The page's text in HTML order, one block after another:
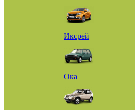
Иксрей
Ока